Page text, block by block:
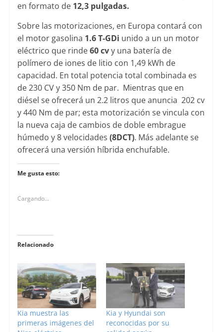
en formato de 12,3 pulgadas.
Sobre las motorizaciones, en Europa contará con
el motor gasolina 1.6 T-GDi unido a un un motor
eléctrico que rinde60 cvy una batería de
polímero de iones de litio con 1,49 kWh de
capacidad. En total potencia total combinada es
de 230 CV y 350 Nm de par. Mientras que en
diésel se ofrecerá un 2.2 litros que anuncia 202 cv
y 440 Nm de par; esta motorización se vincula con
la nueva caja de cambios de doble embrague
húmedo y 8 velocidades (8DCT). Más adelante se
ofrecerá una versión híbrida enchufable.
Me gusta esto:
Cargando...
Relacionado
Kia muestra las
primeras imágenes del
Kia y Hyundai son
reconocidas por su